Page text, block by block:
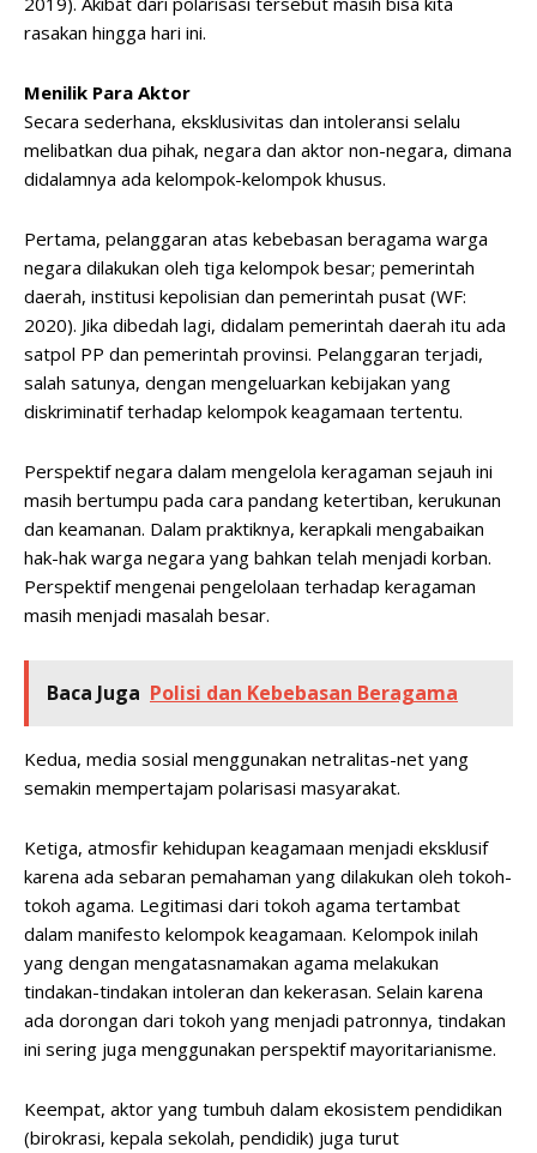
rasakan hingga hari ini.
Menilik Para Aktor
Secara sederhana, eksklusivitas dan intoleransi selalu
melibatkan dua pihak, negara dan aktor non-negara, dimana
didalamnya ada kelompok-kelompok khusus.
Pertama, pelanggaran atas kebebasan beragama warga
negara dilakukan oleh tiga kelompok besar; pemerintah
daerah, institusi kepolisian dan pemerintah pusat (WF:
2020). Jika dibedah lagi, didalam pemerintah daerah itu ada
satpol PP dan pemerintah provinsi. Pelanggaran terjadi,
salah satunya, dengan mengeluarkan kebijakan yang
diskriminatif terhadap kelompok keagamaan tertentu.
Perspektif negara dalam mengelola keragaman sejauh ini
masih bertumpu pada cara pandang ketertiban, kerukunan
dan keamanan. Dalam praktiknya, kerapkali mengabaikan
hak-hak warga negara yang bahkan telah menjadi korban.
Perspektif mengenai pengelolaan terhadap keragaman
masih menjadi masalah besar.
Baca Juga Polisi dan Kebebasan Beragama
Kedua, media sosial menggunakan netralitas-net yang
semakin mempertajam polarisasi masyarakat.
Ketiga, atmosfir kehidupan keagamaan menjadi eksklusif
karena ada sebaran pemahaman yang dilakukan oleh tokoh-
tokoh agama. Legitimasi dari tokoh agama tertambat
dalam manifesto kelompok keagamaan. Kelompok inilah
yang dengan mengatasnamakan agama melakukan
tindakan-tindakan intoleran dan kekerasan. Selain karena
ada dorongan dari tokoh yang menjadi patronnya, tindakan
ini sering juga menggunakan perspektif mayoritarianisme.
Keempat, aktor yang tumbuh dalam ekosistem pendidikan
(birokrasi, kepala sekolah, pendidik) juga turut